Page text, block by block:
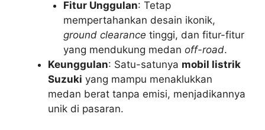
Fitur Unggulan: Tetap
mempertahankan desain ikonik,
ground clearance tinggi, dan fitur-fitur
yang mendukung medan off-road.
Keunggulan: Satu-satunya mobil listrik
Suzuki yang mampu menaklukkan
medan berat tanpa emisi, menjadikannya
unik di pasaran.